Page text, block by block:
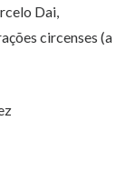
Dai,
circenses (a